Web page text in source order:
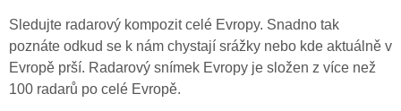
Sledujte radarový kompozit celé Evropy. Snadno tak
poznáte odkud se k nám chystají srážky nebo kde aktuálně v
Evropě prší. Radarový snímek Evropy je složen z více než
100 radarů po celé Evropě.